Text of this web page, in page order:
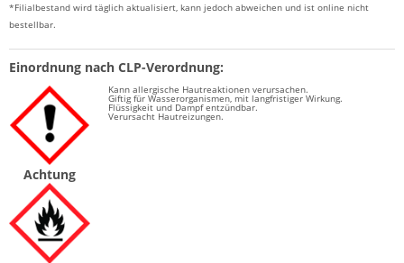
*Filialbestand wird täglich aktualisiert, kann jedoch abweichen und ist online nicht
bestellbar.
Einordnung nach CLP-Verordnung:
Achtung
Kann allergische Hautreaktionen verursachen.
Giftig für Wasserorganismen, mit langfristiger Wirkung.
Flüssigkeit und Dampf entzündbar.
Verursacht Hautreizungen.